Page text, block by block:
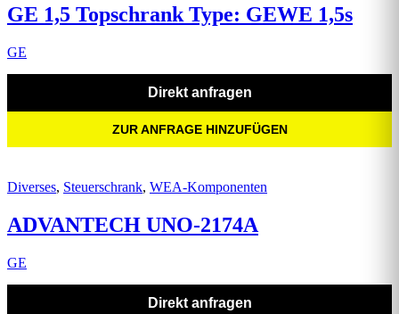
GE 1,5 Topschrank Type: GEWE 1,5s
GE
Direkt anfragen
ZUR ANFRAGE HINZUFÜGEN
Diverses, Steuerschrank, WEA-Komponenten
ADVANTECH UNO-2174A
GE
Direkt anfragen